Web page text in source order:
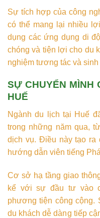
Sự tích hợp của công
có thể mang lại nhiều
dụng các ứng dụng di
chóng và tiện lợi cho du
nghiệm tương tác và
SỰ CHUYỂN MÌNH
HUẾ
Ngành du lịch tại Huế
trong những năm qua,
dịch vụ. Điều này tạo
hướng dẫn viên tiếng
Cơ sở hạ tầng giao
kể với sự đầu tư vào
phương tiện công cộng.
du khách dễ dàng tiếp